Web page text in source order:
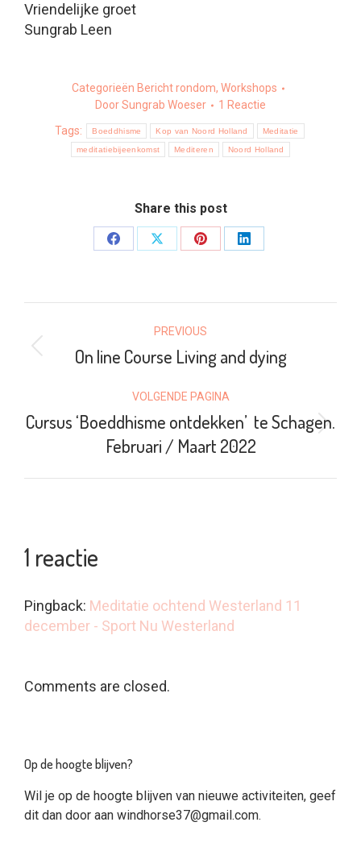
Vriendelijke groet
Sungrab Leen
Categorieën Bericht rondom, Workshops
DoorSungrab Woeser
1 Reactie
Tags:
Boeddhisme Kop van Noord Holland Meditatie
meditatiebijeenkomst Mediteren Noord Holland
Share this post
Share
Share
Share
Share
POST
NAVIGATION
PREVIOUS
Previous
On line Course Living and dying
VOLGENDE PAGINA
Volgende
pagina
Cursus ‘Boeddhisme ontdekken’ te Schagen.
Februari / Maart 2022
1 reactie
Pingback: Meditatie ochtend Westerland 11
december - Sport Nu Westerland
Comments are closed.
Op de hoogte blijven?
Wil je op de hoogte blijven van nieuwe activiteiten, geef
dit dan door aan windhorse37@gmail.com.